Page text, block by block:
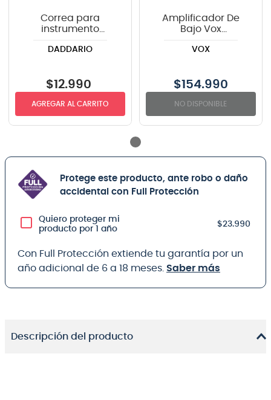
Correa para
instrumento
color negro
DADDARIO
$12.990
AGREGAR AL CARRITO
Amplificador De
Bajo Vox
VOX
$154.990
NO DISPONIBLE
Protege este producto, ante robo o daño
accidental con Full Protección
Quiero proteger mi
producto por 1 año
$23.990
Con Full Protección extiende tu garantía por un
año adicional de 6 a 18 meses. Saber más
Descripción del producto